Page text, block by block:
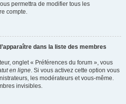
permettra de modifier tous les
compte.
dans la liste des membres
onglet « Préférences du forum », vous
en ligne. Si vous activez cette option vous
les modérateurs et vous-même.
invisibles.